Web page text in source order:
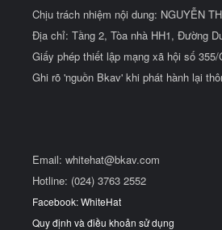
Chịu trách nhiệm nội dung: NGUYỄN
Địa chỉ: Tầng 2, Tòa nhà HH1, Đường
Giấy phép thiết lập mạng xã hội số
Ghi rõ 'nguồn Bkav' khi phát hành lại
Email: whitehat@bkav.com
Hotline: (024) 3763 2552
Facebook: WhiteHat
Quy định và điều khoản sử dụng